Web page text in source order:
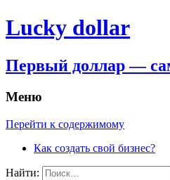
Lucky dollar
Первый доллар —
Меню
Перейти к содержимому
Как создать свой бизнес?
Найти: